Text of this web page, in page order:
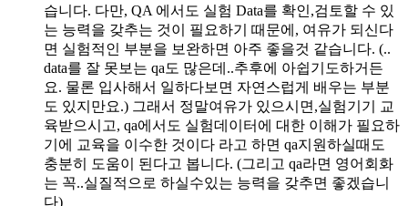
습니다. 다만, QA 에서도 실험 Data를 확인,검토할 수 있
는 능력을 갖추는 것이 필요하기 때문에, 여유가 되신다
면 실험적인 부분을 보완하면 아주 좋을것 같습니다. (..
data를 잘 못보는 qa도 많은데..추후에 아쉽기도하거든
요. 물론 입사해서 일하다보면 자연스럽게 배우는 부분
도 있지만요.) 그래서 정말여유가 있으시면,실험기기 교
육받으시고, qa에서도 실험데이터에 대한 이해가 필요하
기에 교육을 이수한 것이다 라고 하면 qa지원하실때도
충분히 도움이 된다고 봅니다. (그리고 qa라면 영어회화
는 꼭..실질적으로 하실수있는 능력을 갖추면 좋겠습니
다)